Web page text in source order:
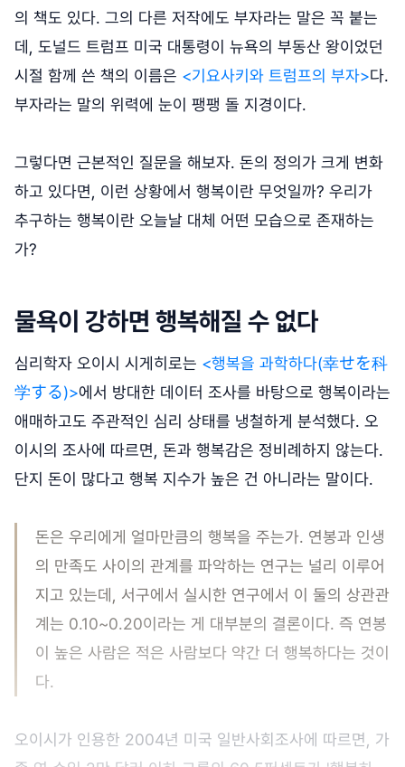
의 책도 있다. 그의 다른 저작에도 부자라는 말은 꼭 붙는
데, 도널드 트럼프 미국 대통령이 뉴욕의 부동산 왕이었던
시절 함께 쓴 책의 이름은 <기요사키와 트럼프의 부자>다.
부자라는 말의 위력에 눈이 팽팽 돌 지경이다.
그렇다면 근본적인 질문을 해보자. 돈의 정의가 크게 변화
하고 있다면, 이런 상황에서 행복이란 무엇일까? 우리가
추구하는 행복이란 오늘날 대체 어떤 모습으로 존재하는
가?
물욕이 강하면 행복해질 수 없다
심리학자 오이시 시게히로는 <행복을 과학하다(幸せを科
学する)>에서 방대한 데이터 조사를 바탕으로 행복이라는
애매하고도 주관적인 심리 상태를 냉철하게 분석했다. 오
이시의 조사에 따르면, 돈과 행복감은 정비례하지 않는다.
단지 돈이 많다고 행복 지수가 높은 건 아니라는 말이다.
돈은 우리에게 얼마만큼의 행복을 주는가. 연봉과 인생
의 만족도 사이의 관계를 파악하는 연구는 널리 이루어
지고 있는데, 서구에서 실시한 연구에서 이 둘의 상관관
계는 0.10~0.20이라는 게 대부분의 결론이다. 즉 연봉
이 높은 사람은 적은 사람보다 약간 더 행복하다는 것이
다.
오이시가 인용한 2004년 미국 일반사회조사에 따르면, 가